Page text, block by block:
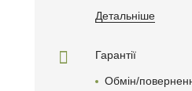
Детальніше
Гарантії
Обмін/